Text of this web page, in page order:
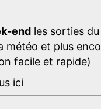
end les sorties
météo et plus
facile et rapide)
ici